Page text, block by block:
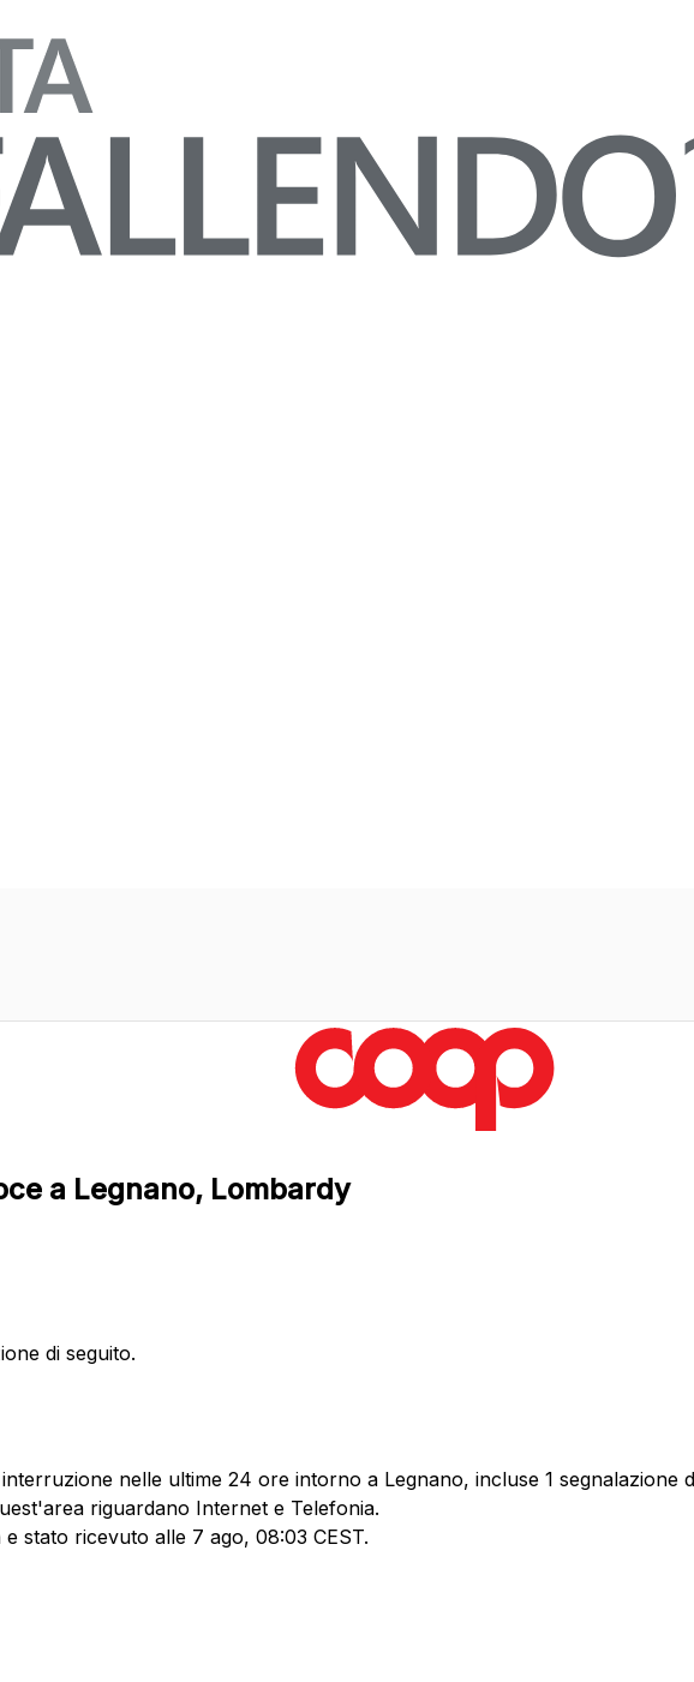
a Legnano, Lombardy
di seguito.
nelle ultime 24 ore intorno a Legnano, incluse 1 segnalazione
riguardano Internet e Telefonia.
stato ricevuto alle 7 ago, 08:03 CEST.